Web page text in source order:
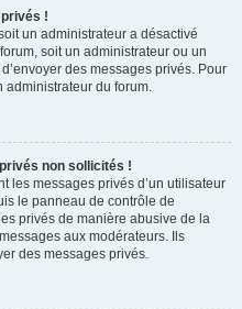
!
un administrateur a désactivé
soit un administrateur ou un
des messages privés. Pour
administrateur du forum.
non sollicités !
les messages privés d’un utilisateur
le panneau de contrôle de
privés de manière abusive de la
aux modérateurs. Ils
des messages privés.